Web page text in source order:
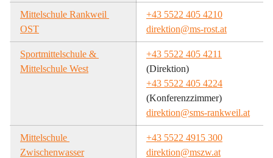
Mittelschule Rankweil
OST
+43 5522 405 4210
direktion@ms-rost.at
Sportmittelschule &
Mittelschule West
+43 5522 405 4211
(Direktion)
+43 5522 405 4224
(Konferenzzimmer)
direktion@sms-rankweil.at
Mittelschule
Zwischenwasser
+43 5522 4915 300
direktion@mszw.at